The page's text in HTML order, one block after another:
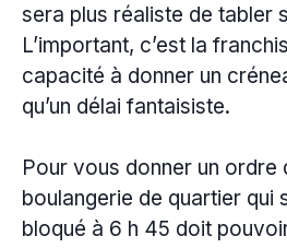
sera plus réaliste de tabler
L’important, c’est la
capacité à donner un
qu’un délai fantaisiste.
Pour vous donner un ordre
boulangerie de quartier qui
bloqué à 6 h 45 doit